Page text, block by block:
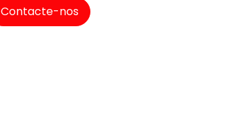
Contacte-nos